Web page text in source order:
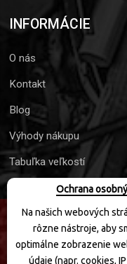
Ochrana
Na našich webových
rôzne nástroje, aby
optimálne zobrazenie
údaje (napr. cookies,
INFORMÁCIE
O nás
Kontakt
Blog
Výhody nákupu
Tabuľka veľkostí
SLEDUJTE NÁS